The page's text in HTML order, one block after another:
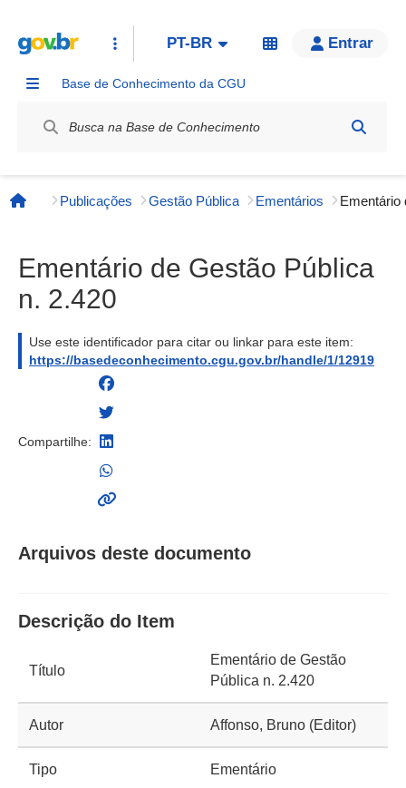
PT-BR Entrar
Base de Conhecimento da CGU
Página inicial
Publicações Gestão Pública Ementários
Ementário de Gestão Pública
n. 2.420
Use este identificador para citar ou linkar para este item:
https://basedeconhecimento.cgu.gov.br/handle/1/12919
Compartilhe:
Arquivos deste documento
Descrição do Item
Título
Ementário de Gestão
Pública n. 2.420
Autor Affonso, Bruno (Editor)
Tipo Ementário